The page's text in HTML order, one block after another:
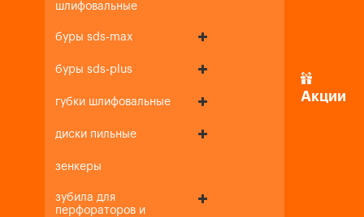
шлифовальные
буры sds-max
буры sds-plus
губки шлифовальные
диски пильные
зенкеры
зубила для
перфораторов и
Акции